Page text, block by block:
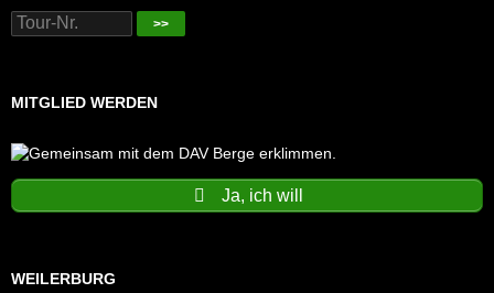
>>
MITGLIED WERDEN
Ja, ich will
WEILERBURG